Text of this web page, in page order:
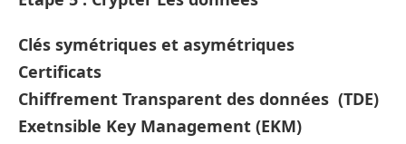
Clés symétriques et asymétriques
Certificats
Chiffrement Transparent des données (TDE)
Exetnsible Key Management (EKM)